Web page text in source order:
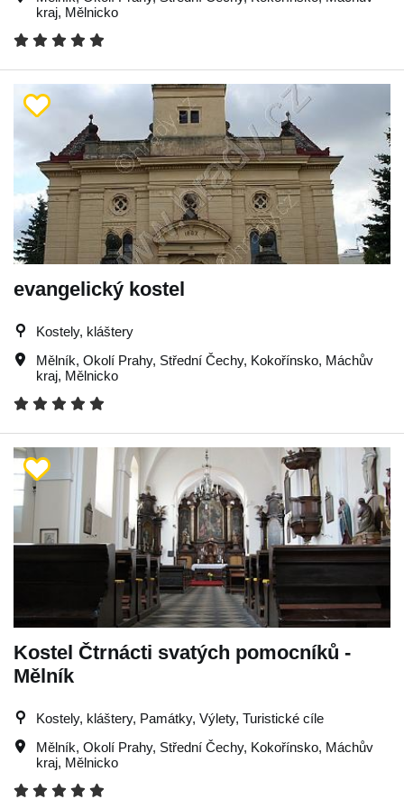
kraj, Mělnicko
evangelický kostel
Kostely, kláštery
Mělník, Okolí Prahy, Střední Čechy, Kokořínsko, Máchův
kraj, Mělnicko
Kostel Čtrnácti svatých pomocníků -
Mělník
Kostely, kláštery, Památky, Výlety, Turistické cíle
Mělník, Okolí Prahy, Střední Čechy, Kokořínsko, Máchův
kraj, Mělnicko